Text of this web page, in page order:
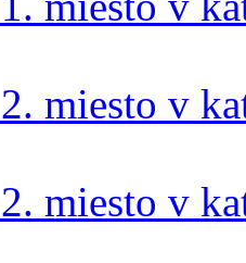
miesto v
miesto v